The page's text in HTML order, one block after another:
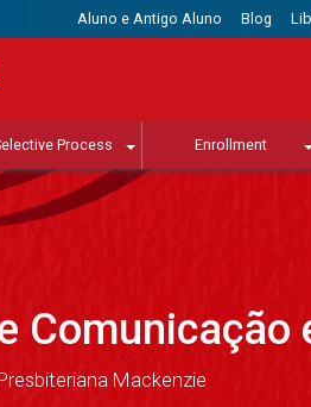
Aluno e Antigo Aluno Blog
Process Enrollment
Comunicação
Mackenzie